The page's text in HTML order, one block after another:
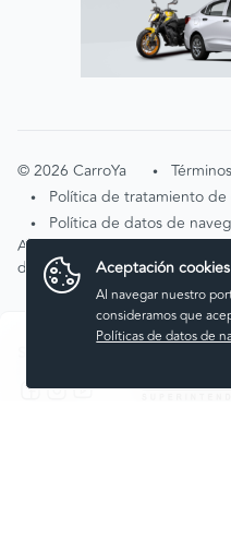
©2026 CarroYa •
• Política de tratamiento
•
Política de datos de
Atención de solicitudes por
datos
Aceptación cookies
Al navegar nuestro
consideramos que
Políticas de datos de